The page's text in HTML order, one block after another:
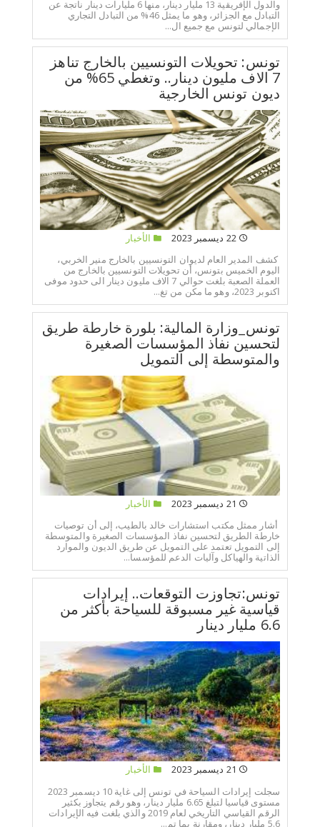
والدول الإفريقية 13 مليار دينار، منها 6 مليارات دينار ناتجة عن
التبادل مع الجزائر، وهو ما يمثل 46% من التبادل التجاري
الإجمالي لتونس مع جميع ال...
تونس: تحويلات التونسيين بالخارج تناهز
7 الاف مليون دينار.. وتغطي 65% من
ديون تونس الخارجية
الأخبار
كشف المدير العام لديوان التونسيين بالخارج منير الخربي،
اليوم الخميس بتونس، أن تحويلات التونسيين بالخارج من
العملة الصعبة بلغت حوالي 7 الاف مليون دينار الى حدود موفى
اكتوبر 2023، وهو ما مكن من تغ...
تونس_وزارة المالية: بلورة خارطة طريق
لتحسين نفاذ المؤسسات الصغيرة
والمتوسطة إلى التمويل
الأخبار
أشار ممثل مكتب استشارات خالد بالطيب، إلى أن توصيات
خارطة الطريق لتحسين نفاذ المؤسسات الصغيرة والمتوسطة
إلى التمويل تعتمد على التمويل عن طريق الديون والموارد
الذاتية والهياكل وآليات الدعم للمؤسسا...
تونس:تجاوزت التوقعات.. إيرادات
قياسية غير مسبوقة للسياحة بأكثر من
6.6 مليار دينار
الأخبار
سجلت إيرادات السياحة في تونس إلى غاية 10 ديسمبر 2023
مستوى قياسيا لتبلغ 6.65 مليار دينار، وهو رقم يتجاوز بكثير
الرقم القياسي التاريخي لعام 2019 والذي بلغت فيه الإيرادات
5.6 مليار دينار، ومقارنة بما تم...